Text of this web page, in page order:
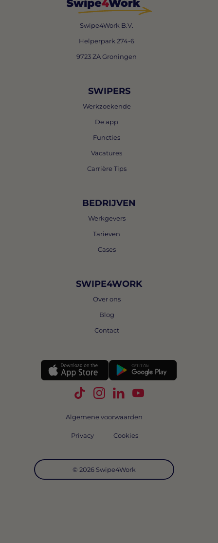
Swipe4Work B.V.
Helperpark 274-6
9723 ZA Groningen
SWIPERS
Werkzoekende
De app
Functies
Vacatures
Carrière Tips
BEDRIJVEN
Werkgevers
Tarieven
Cases
SWIPE4WORK
Over ons
Blog
Contact
Volg Swipe4Work op TikTok
Volg Swipe4Work op
Volg Swipe4Work op
Volg Swipe4Work
© 2026 Swipe4Work
Algemene voorwaarden
Privacy Cookies